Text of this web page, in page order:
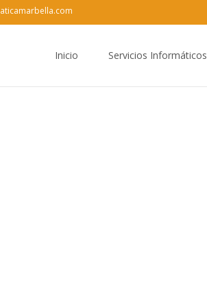
Inicio Servicios Informáticos